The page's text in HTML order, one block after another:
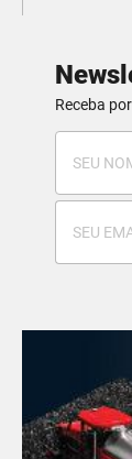
Receba